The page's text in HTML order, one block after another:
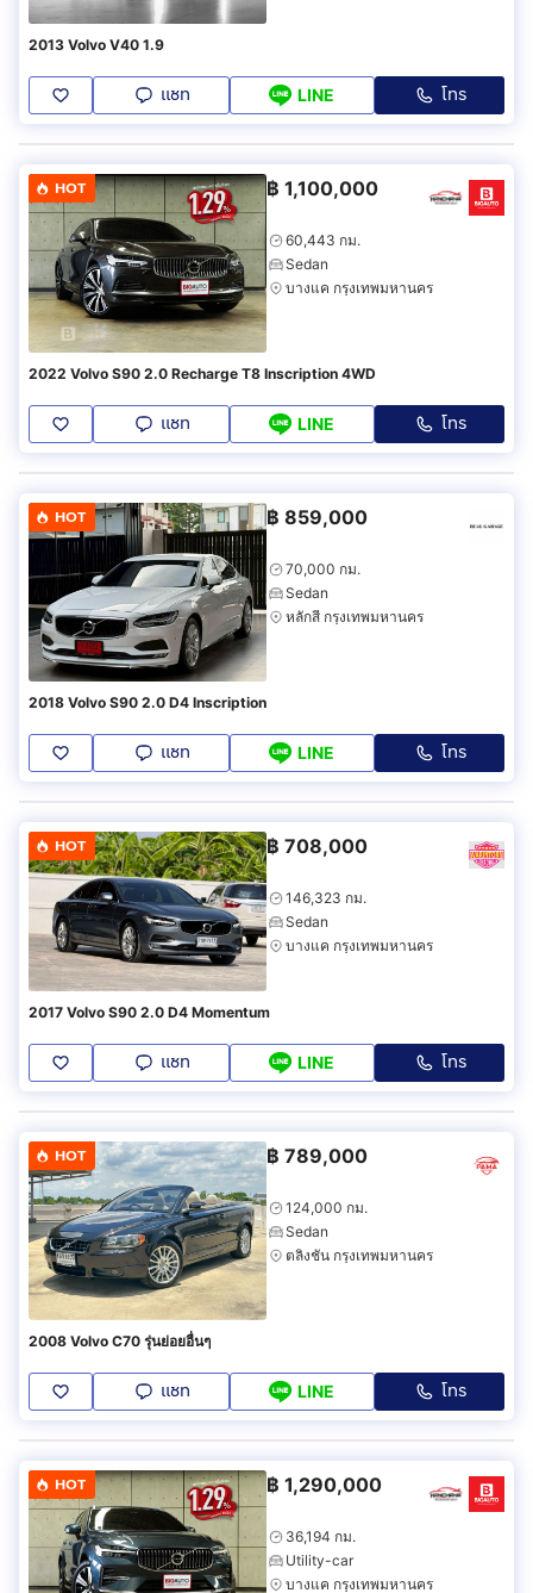
2013 Volvo V40 1.9
แชท LINE โทร
HOT ฿ 1,100,000
60,443 กม.
Sedan
บางแค กรุงเทพมหานคร
2022 Volvo S90 2.0 Recharge T8 Inscription 4WD
แชท LINE โทร
HOT ฿ 859,000
70,000 กม.
Sedan
หลักสี่ กรุงเทพมหานคร
2018 Volvo S90 2.0 D4 Inscription
แชท LINE โทร
HOT ฿ 708,000
146,323 กม.
Sedan
บางแค กรุงเทพมหานคร
2017 Volvo S90 2.0 D4 Momentum
แชท LINE โทร
HOT ฿ 789,000
124,000 กม.
Sedan
ตลิ่งชัน กรุงเทพมหานคร
2008 Volvo C70 รุ่นย่อยอื่นๆ
แชท LINE โทร
HOT ฿ 1,290,000
36,194 กม.
Utility-car
บางแค กรุงเทพมหานคร